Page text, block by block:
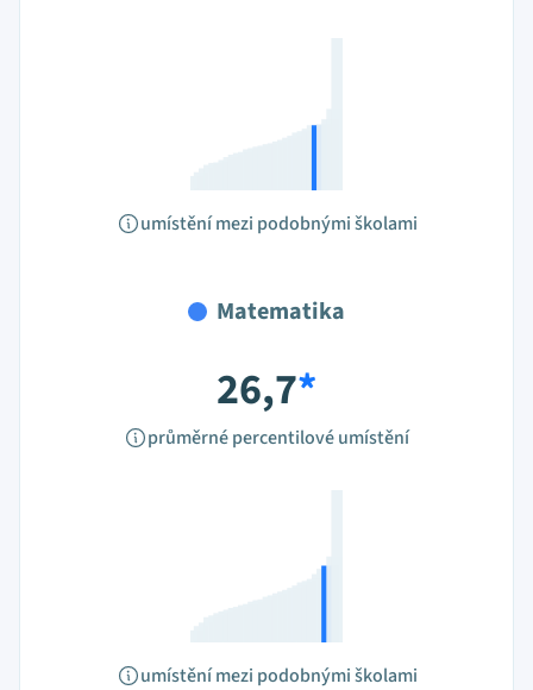
umístění mezi podobnými školami
Matematika
26,7*
průměrné percentilové umístění
umístění mezi podobnými školami